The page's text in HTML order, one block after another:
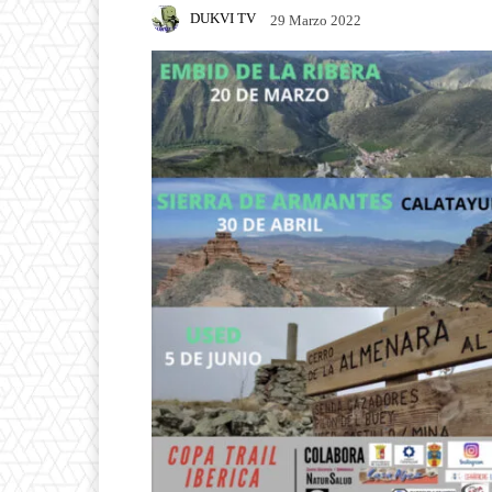
DUKVI TV 29 Marzo 2022